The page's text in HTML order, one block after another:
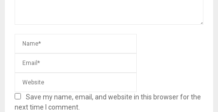
Save my name, email, and website in this browser for the
next time I comment.